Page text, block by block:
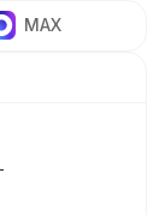
MAX